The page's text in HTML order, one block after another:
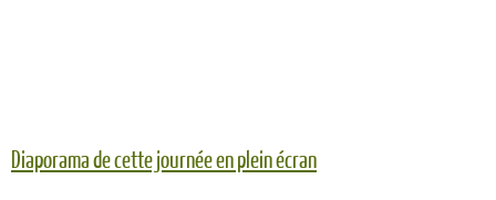
Diaporama de cette journée en plein écran